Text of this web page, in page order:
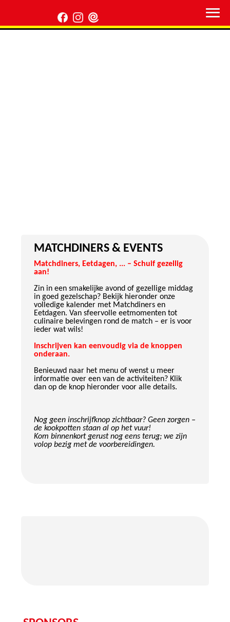
MATCHDINERS & EVENTS
Matchdiners, Eetdagen, ... – Schuif gezellig
aan!
Zin in een smakelijke avond of gezellige middag
in goed gezelschap? Bekijk hieronder onze
volledige kalender met Matchdiners en
Eetdagen. Van sfeervolle eetmomenten tot
culinaire belevingen rond de match – er is voor
ieder wat wils!
Inschrijven kan eenvoudig via de knoppen
onderaan.
Benieuwd naar het menu of wenst u meer
informatie over een van de activiteiten? Klik
dan op de knop hieronder voor alle details.
Nog geen inschrijfknop zichtbaar? Geen zorgen –
de kookpotten staan al op het vuur!
Kom binnenkort gerust nog eens terug; we zijn
volop bezig met de voorbereidingen.